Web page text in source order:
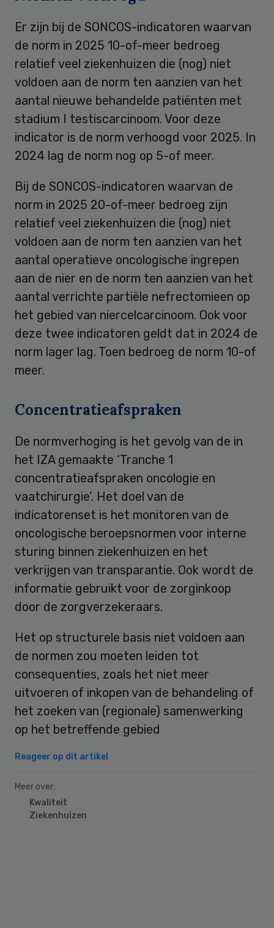
Er zijn bij de SONCOS-indicatoren waarvan
de norm in 2025 10-of-meer bedroeg
relatief veel ziekenhuizen die (nog) niet
voldoen aan de norm ten aanzien van het
aantal nieuwe behandelde patiënten met
stadium I testiscarcinoom. Voor deze
indicator is de norm verhoogd voor 2025. In
2024 lag de norm nog op 5-of meer.
Bij de SONCOS-indicatoren waarvan de
norm in 2025 20-of-meer bedroeg zijn
relatief veel ziekenhuizen die (nog) niet
voldoen aan de norm ten aanzien van het
aantal operatieve oncologische ingrepen
aan de nier en de norm ten aanzien van het
aantal verrichte partiële nefrectomieen op
het gebied van niercelcarcinoom. Ook voor
deze twee indicatoren geldt dat in 2024 de
norm lager lag. Toen bedroeg de norm 10-of
meer.
Concentratieafspraken
De normverhoging is het gevolg van de in
het IZA gemaakte ‘Tranche 1
concentratieafspraken oncologie en
vaatchirurgie’. Het doel van de
indicatorenset is het monitoren van de
oncologische beroepsnormen voor interne
sturing binnen ziekenhuizen en het
verkrijgen van transparantie. Ook wordt de
informatie gebruikt voor de zorginkoop
door de zorgverzekeraars.
Het op structurele basis niet voldoen aan
de normen zou moeten leiden tot
consequenties, zoals het niet meer
uitvoeren of inkopen van de behandeling of
het zoeken van (regionale) samenwerking
op het betreffende gebied
Reageer op dit artikel
Meer over:
Kwaliteit
Ziekenhuizen